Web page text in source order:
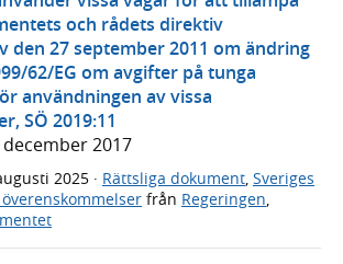
och rådets direktiv
den 27 september 2011 om ändring
62/EG om avgifter på tunga
användningen av vissa
SÖ 2019:11
2017
2025 · Rättsliga dokument, Sveriges
från Regeringen,